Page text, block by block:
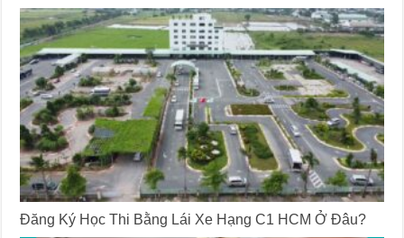
Đăng Ký Học Thi Bằng Lái Xe Hạng C1 HCM Ở Đâu?